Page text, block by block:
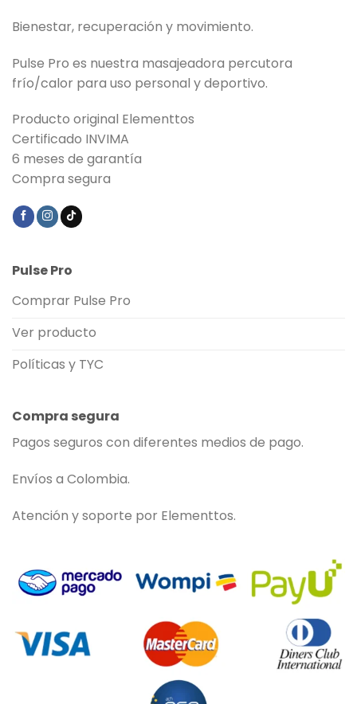
Bienestar, recuperación y movimiento.
Pulse Pro es nuestra masajeadora percutora
frío/calor para uso personal y deportivo.
Producto original Elementtos
Certificado INVIMA
6 meses de garantía
Compra segura
Pulse Pro
Comprar Pulse Pro
Ver producto
Políticas y TYC
Compra segura
Pagos seguros con diferentes medios de pago.
Envíos a Colombia.
Atención y soporte por Elementtos.